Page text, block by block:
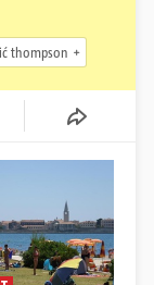
thompson